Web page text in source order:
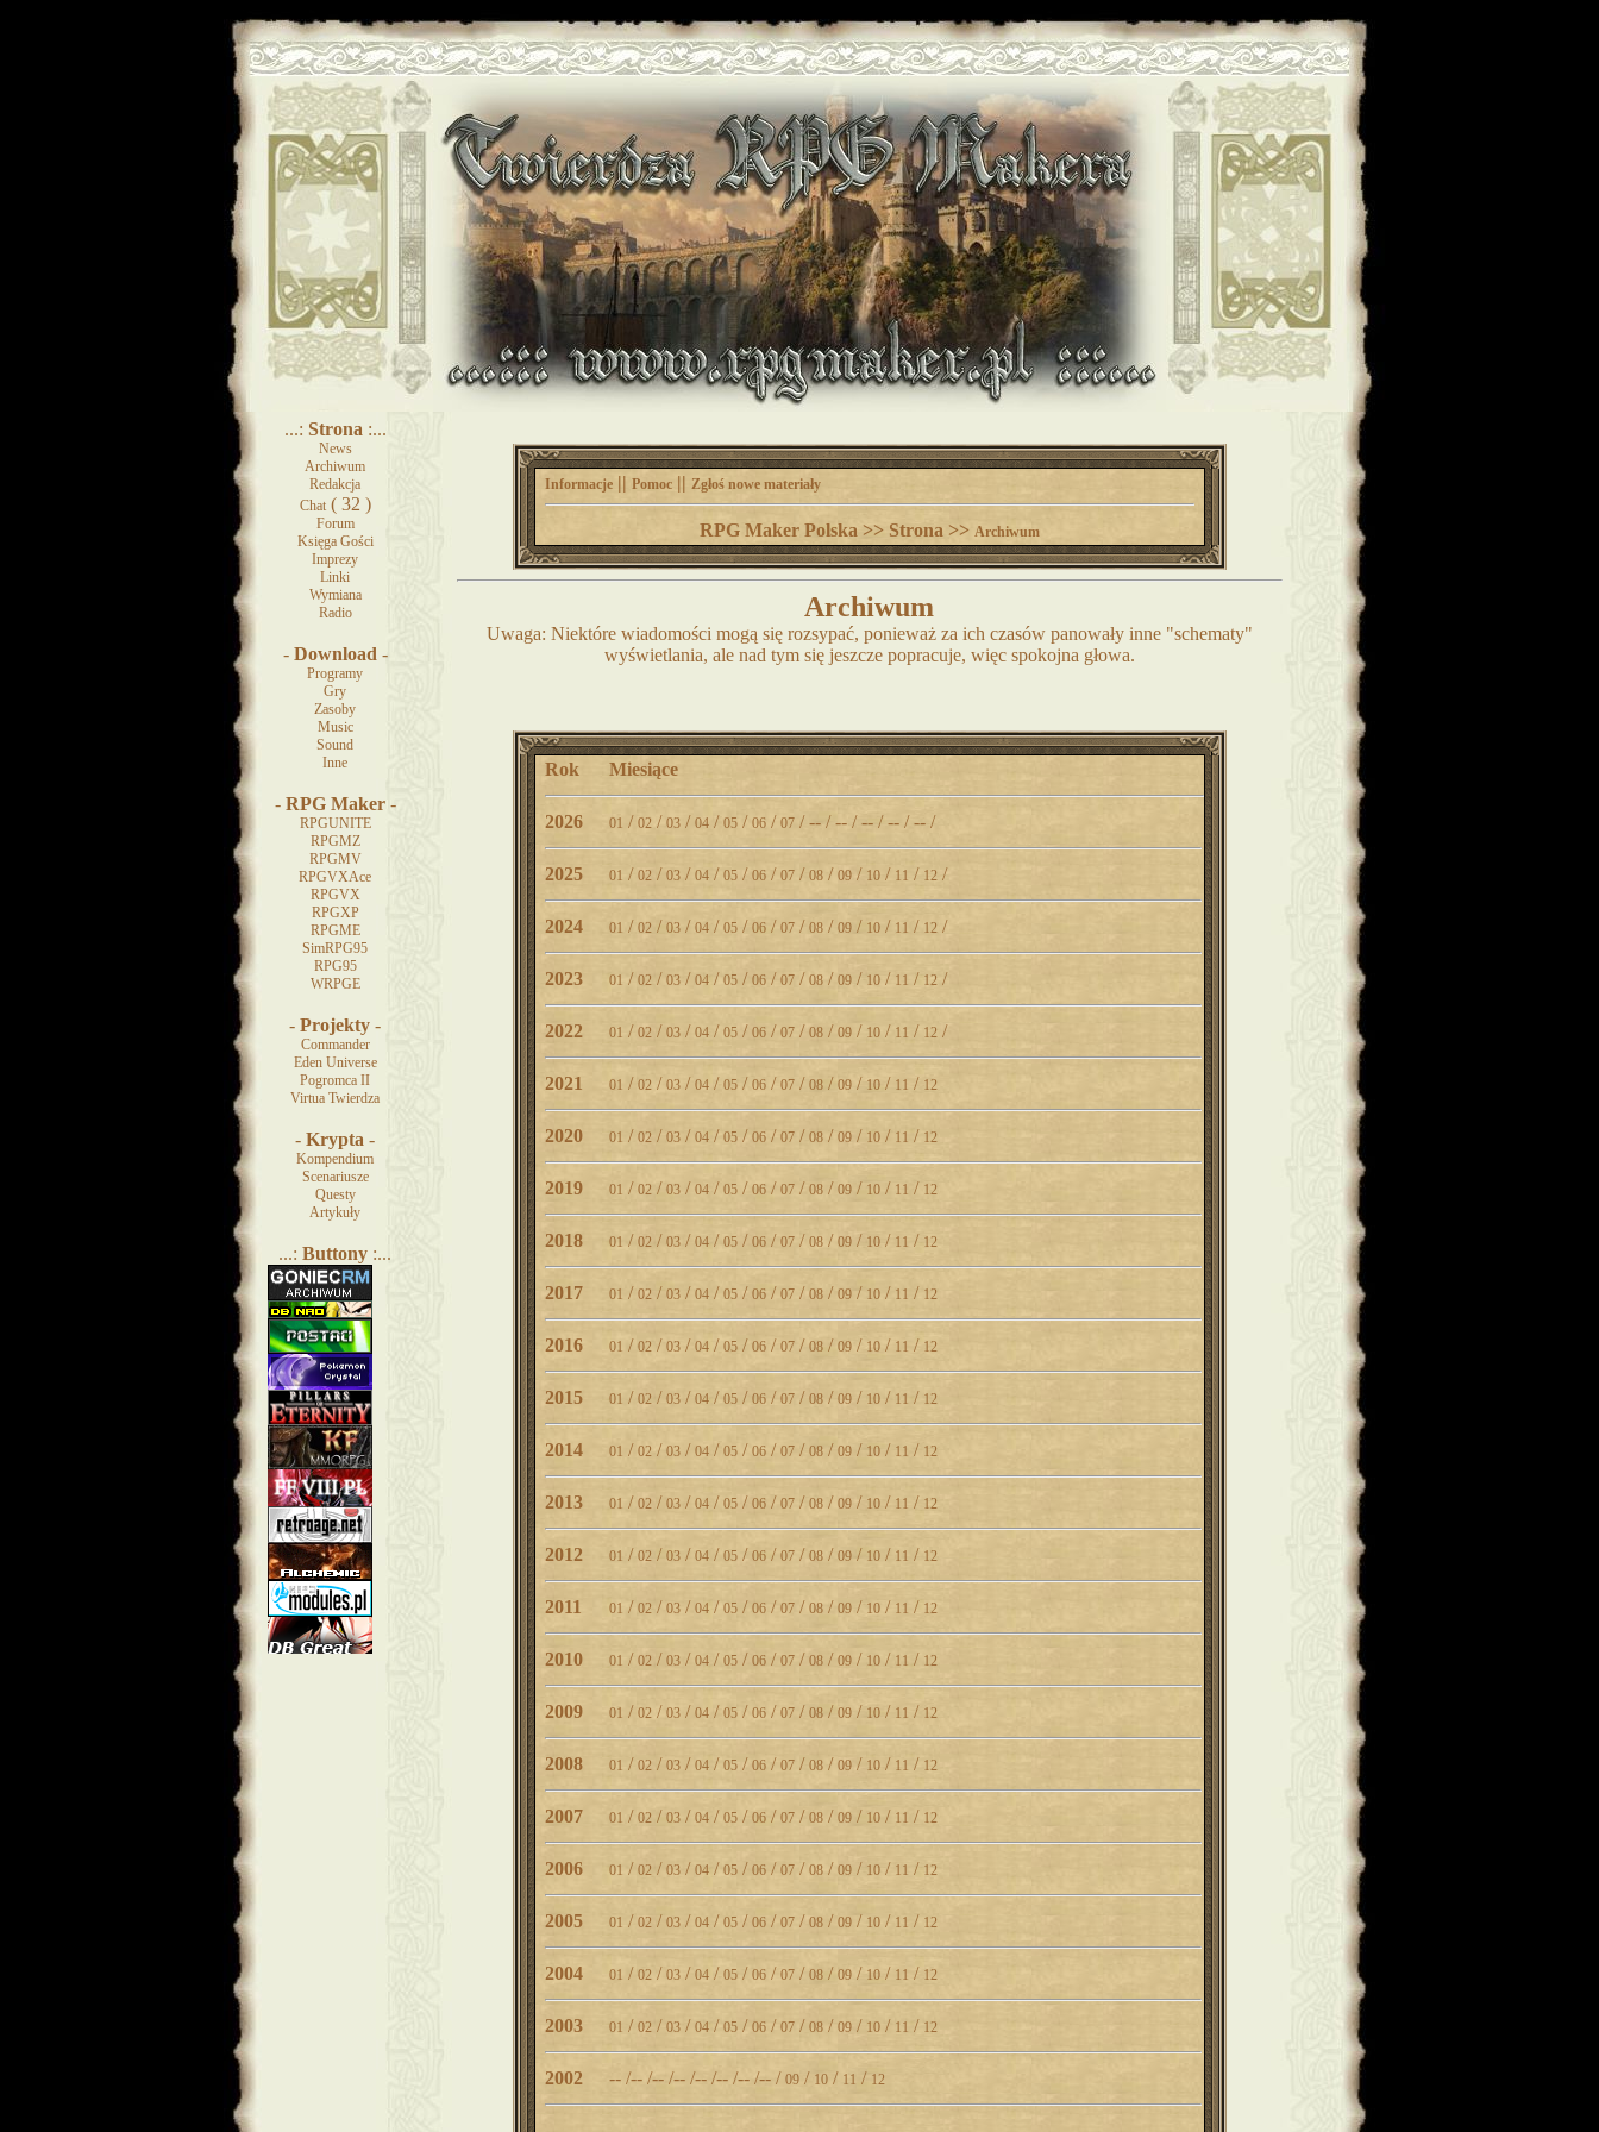
...: Strona :...
News
Archiwum
Redakcja
Chat( 32 )
Forum
Księga Gości
Imprezy
Linki
Wymiana
Radio
- Download -
Programy
Gry
Zasoby
Music
Sound
Inne
- RPG Maker -
RPGUNITE
RPGMZ
RPGMV
RPGVXAce
RPGVX
RPGXP
RPGME
SimRPG95
RPG95
WRPGE
- Projekty -
Commander
Eden Universe
Pogromca II
Virtua Twierdza
- Krypta -
Kompendium
Scenariusze
Questy
Artykuły
...: Buttony :...
Informacje|| Pomoc|| Zgłoś nowe materiały
RPG Maker Polska >> Strona >> Archiwum
Archiwum
Uwaga: Niektóre wiadomości mogą się rozsypać, ponieważ za ich czasów panowały inne "schematy"
wyświetlania, ale nad tym się jeszcze popracuje, więc spokojna głowa.
Rok Miesiące
2026 01 / 02 / 03/ 04/ 05/ 06/ 07/ -- / -- / -- / -- / -- /
2025 01 / 02 / 03/ 04/ 05/ 06/ 07/ 08/ 09/ 10/ 11 / 12 /
2024 01 / 02 / 03/ 04/ 05/ 06/ 07/ 08/ 09/ 10/ 11 / 12 /
2023 01 / 02 / 03/ 04/ 05/ 06/ 07/ 08/ 09/ 10/ 11 / 12 /
2022 01 / 02 / 03/ 04/ 05/ 06/ 07/ 08/ 09/ 10/ 11 / 12 /
2021 01 / 02 / 03/ 04/ 05/ 06/ 07/ 08/ 09/ 10/ 11 / 12
2020 01 / 02 / 03/ 04/ 05/ 06/ 07/ 08/ 09/ 10/ 11 / 12
2019 01 / 02 / 03/ 04/ 05/ 06/ 07/ 08/ 09/ 10/ 11 / 12
2018 01 / 02 / 03/ 04/ 05/ 06/ 07/ 08/ 09/ 10/ 11 / 12
2017 01 / 02 / 03/ 04/ 05/ 06/ 07/ 08/ 09/ 10/ 11 / 12
2016 01 / 02 / 03/ 04/ 05/ 06/ 07/ 08/ 09/ 10/ 11 / 12
2015 01 / 02 / 03/ 04/ 05/ 06/ 07/ 08/ 09/ 10/ 11 / 12
2014 01 / 02 / 03/ 04/ 05/ 06/ 07/ 08/ 09/ 10/ 11 / 12
2013 01 / 02 / 03/ 04/ 05/ 06/ 07/ 08/ 09/ 10/ 11 / 12
2012 01 / 02 / 03/ 04/ 05/ 06/ 07/ 08/ 09/ 10/ 11 / 12
2011 01 / 02 / 03/ 04/ 05/ 06/ 07/ 08/ 09/ 10/ 11 / 12
2010 01 / 02 / 03/ 04/ 05/ 06/ 07/ 08/ 09/ 10/ 11 / 12
2009 01 / 02 / 03/ 04/ 05/ 06/ 07/ 08/ 09/ 10/ 11 / 12
2008 01 / 02 / 03/ 04/ 05/ 06/ 07/ 08/ 09/ 10/ 11 / 12
2007 01 / 02 / 03/ 04/ 05/ 06/ 07/ 08/ 09/ 10/ 11 / 12
2006 01 / 02 / 03/ 04/ 05/ 06/ 07/ 08/ 09/ 10/ 11 / 12
2005 01 / 02 / 03/ 04/ 05/ 06/ 07/ 08/ 09/ 10/ 11 / 12
2004 01 / 02 / 03/ 04/ 05/ 06/ 07/ 08/ 09/ 10/ 11 / 12
2003 01 / 02 / 03/ 04/ 05/ 06/ 07/ 08/ 09/ 10/ 11 / 12
2002 -- /-- /-- /-- /-- /-- /-- /-- / 09/ 10/ 11 / 12